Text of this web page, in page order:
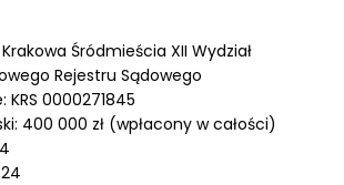
Śródmieścia XII Wydział
Rejestru Sądowego
0000271845
400 000 zł (wpłacony w całości)